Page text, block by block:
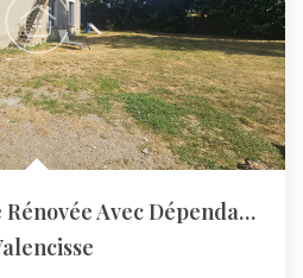
Ancienne Propriété Rénovée Avec Dépendances Et Vaste Terrain